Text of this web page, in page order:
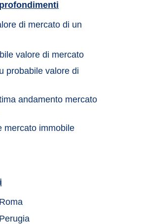
di mercato di un
probabile valore di
andamento mercato
mercato immobile